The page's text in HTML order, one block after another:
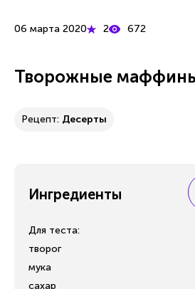
06 марта 2020 2 672
Творожные
Рецепт: Десерты
Ингредиенты
Для теста:
творог
мука
сахар